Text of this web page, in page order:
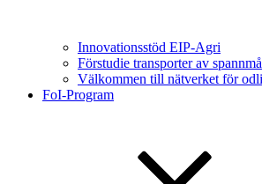
Innovationsstöd EIP-Agri
Förstudie transporter av
Välkommen till nätverket för
FoI-Program